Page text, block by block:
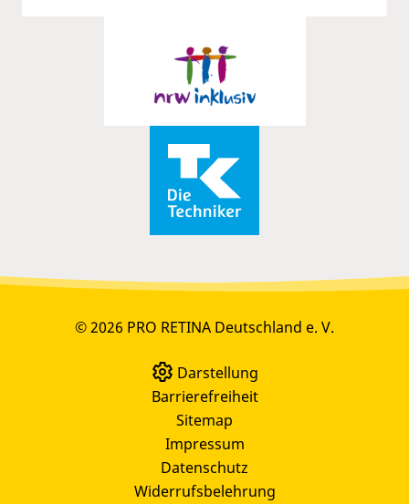
© 2026 PRO RETINA Deutschland e. V.
Darstellung
Barrierefreiheit
Sitemap
Impressum
Datenschutz
Widerrufsbelehrung